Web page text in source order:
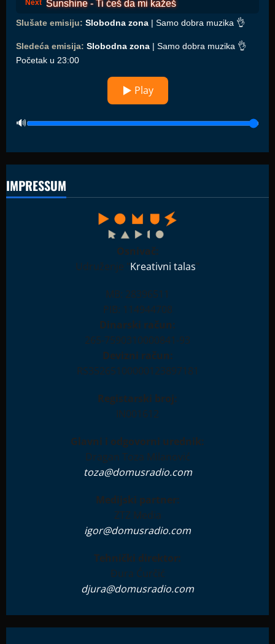
Next Sunshine - Ti ćeš da mi kažeš
Slušate emisiju: Slobodna zona | Samo dobra muzika 👌
Sledeća emisija: Slobodna zona | Samo dobra muzika 👌
Početak u 23:00
▶ Play
IMPRESSUM
Osnivač:
Udruženje "Kreativni talas"
MB: 28396511
PIB: 114944708
Dinarski račun:
265-7590310000841-93
Devizni račun:
RS35265100000123897181
Registarski broj:
IN001612
Glavni i odgovorni urednik:
Dragan Toza Milanović
toza@domusradio.com
Medijski partner:
ZTZ Media
igor@domusradio.com
Tehnički direktor:
Đura Ćurčić
djura@domusradio.com